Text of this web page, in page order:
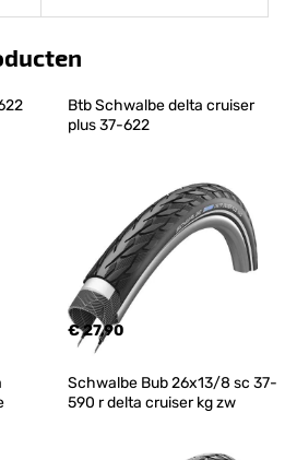
Btb Schwalbe delta cruiser
plus 37-622
€ 27,90
Schwalbe Bub 26x13/8 sc 37-
590 r delta cruiser kg zw